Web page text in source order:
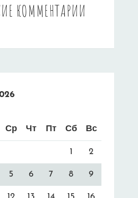
КОММЕНТАРИИ
Ср Чт Пт Сб Вс
1 2
5 6 7 8 9